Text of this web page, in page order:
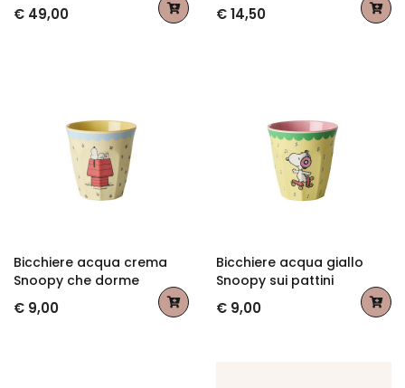
€ 49,00 € 14,50
Bicchiere acqua crema
Snoopy che dorme
€ 9,00
Bicchiere acqua giallo
Snoopy sui pattini
€ 9,00